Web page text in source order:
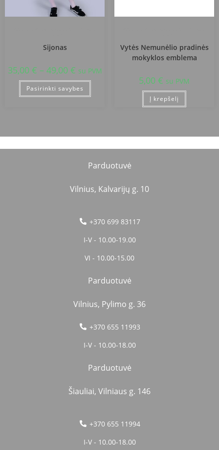
Sijonas
35,00 € – 49,00 € su PVM
Pasirinkti savybes
Vytės Nemunėlio pradinės
mokyklos emblema
5,00 € su PVM
Į krepšelį
Parduotuvė
Vilnius, Kalvarijų g. 10
+370 699 83117
I-V - 10.00-19.00
VI - 10.00-15.00
Parduotuvė
Vilnius, Pylimo g. 36
+370 655 11993
I-V - 10.00-18.00
Parduotuvė
Šiauliai, Vilniaus g. 146
+370 655 11994
I-V - 10.00-18.00